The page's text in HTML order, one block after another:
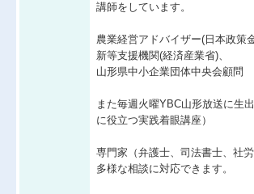
経営者お役立ち情報
経営革新等支援機関とは
講師をしています。
農業経営アドバイザー(日本政策
新等支援機関(経済産業省)、
山形県中小企業団体中央会顧問
また毎週火曜YBC山形放送に生
に役立つ実践着眼講座）
専門家（弁護士、司法書士、社
多様な相談に対応できます。